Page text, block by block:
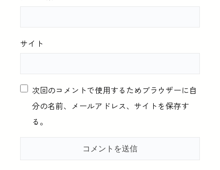
サイト
次回のコメントで使用するためブラウザーに自
分の名前、メールアドレス、サイトを保存す
る。